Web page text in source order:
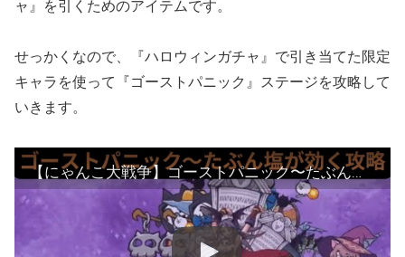
ャ』を引くためのアイテムです。
せっかくなので、『ハロウィンガチャ』で引き当てた限定
キャラを使って『ゴーストパニック』ステージを攻略して
いきます。
【にゃんこ大戦争】ゴーストパニック〜たぶん塩が効く❣️ハロウィン🎃パーティー軍団で攻略😙